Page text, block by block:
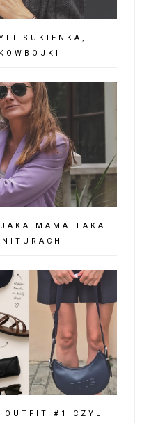
SUKIENKA,
MAMA TAKA
OUTFIT #1 CZYLI